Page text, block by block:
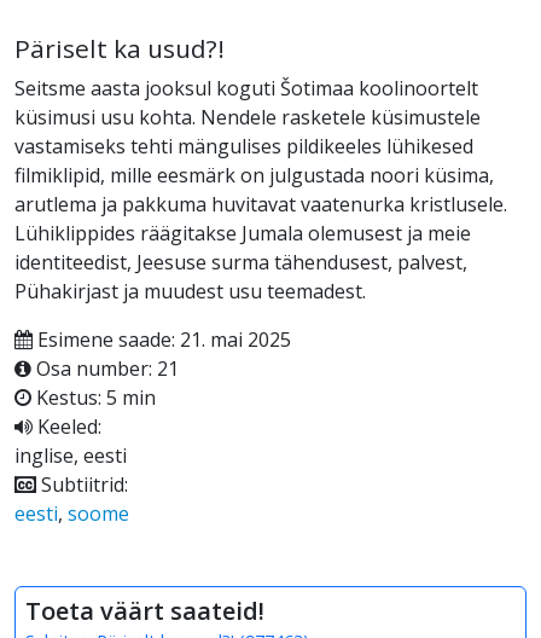
Päriselt ka usud?!
Seitsme aasta jooksul koguti Šotimaa koolinoortelt
küsimusi usu kohta. Nendele rasketele küsimustele
vastamiseks tehti mängulises pildikeeles lühikesed
filmiklipid, mille eesmärk on julgustada noori küsima,
arutlema ja pakkuma huvitavat vaatenurka kristlusele.
Lühiklippides räägitakse Jumala olemusest ja meie
identiteedist, Jeesuse surma tähendusest, palvest,
Pühakirjast ja muudest usu teemadest.
Esimene saade: 21. mai 2025
Osa number: 21
Kestus: 5 min
Keeled:
inglise, eesti
Subtiitrid:
eesti, soome
Toeta väärt saateid!